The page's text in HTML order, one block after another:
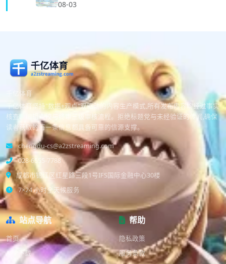
08-03
千亿体育
千亿体育坚持"数据+观点"双驱动的内容生产模式,所有发布内容均经过事实
核查、编辑审校与终审三级审核流程。拒绝标题党与未经验证的传闻,确保
读者获取的每一条信息都具备可靠的信源支撑。
chengdu-cs@a2zstreaming.com
028-6555-7788
成都市锦江区红星路三段1号IFS国际金融中心30楼
7×24 小时全天候服务
站点导航
首页
APP下载
帮助
隐私政策
服务条款